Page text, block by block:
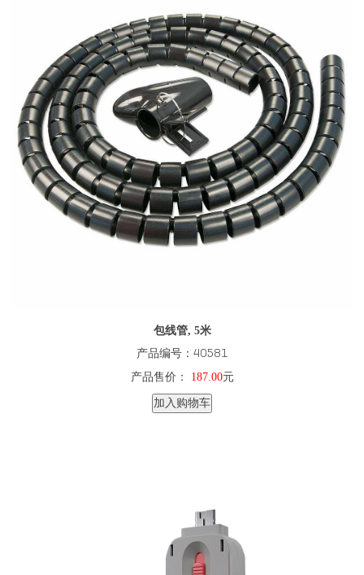
包线管, 5米
产品编号：40581
产品售价： 187.00元
加入购物车